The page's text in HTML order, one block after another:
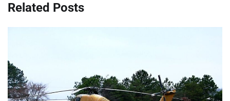
Related Posts